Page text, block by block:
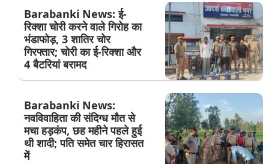
Barabanki News: ई-
रिक्शा चोरी करने वाले गिरोह का
भंडाफोड़, 3 शातिर चोर
गिरफ्तार; चोरी का ई-रिक्शा और
4 बैटरियां बरामद
Barabanki News:
नवविवाहिता की संदिग्ध मौत से
मचा हड़कंप, छह महीने पहले हुई
थी शादी; पति समेत चार हिरासत
में